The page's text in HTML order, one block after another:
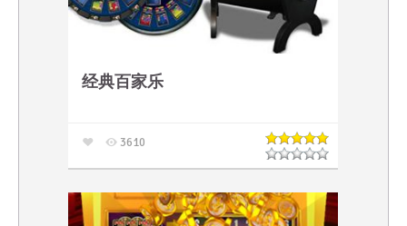
经典百家乐
3610